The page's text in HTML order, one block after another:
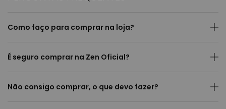
Como faço para comprar na loja?
É seguro comprar na Zen Oficial?
Não consigo comprar, o que devo fazer?